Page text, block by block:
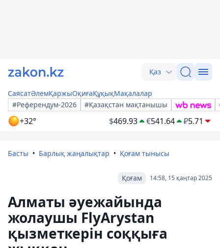
Қаз
СаясатӘлемҚаржыОқиғаҚұқықМақалалар
#Референдум-2026
#Қазақстан мақтанышы
+32° $469.93 €541.64 ₽5.71
Басты Барлық жаңалықтар Қоғам тынысы
14:58, 15 қаңтар 2025
Қоғам
Алматы әуежайында
жолаушы FlyArystan
қызметкерін соққыға